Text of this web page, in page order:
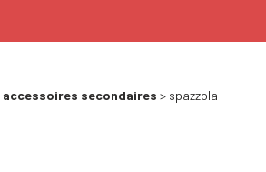
accessoires secondaires > spazzola